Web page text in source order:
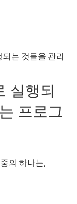
는 것들을 관리
실행되
프로그
의 하나는,